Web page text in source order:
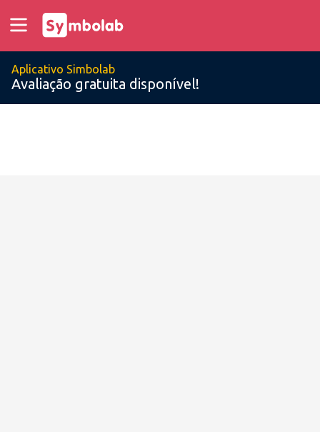
Aplicativo Simbolab
Avaliação gratuita disponível!